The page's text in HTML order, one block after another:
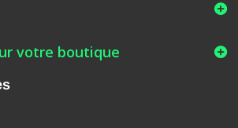
votre boutique